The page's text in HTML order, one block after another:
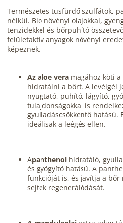
Természetes tusfürdő szulfátok,
nélkül. Bio növényi olajokkal,
tenzidekkel és bőrpuhító
felületaktív anyagok növényi
képeznek.
Az aloe vera magához köti
hidratálni a bőrt. A levélgél
nyugtató, puhító, lágyító,
tulajdonságokkal is
gyulladáscsökkentő hatású.
ideálisak a leégés ellen.
Apanthenol hidratáló,
és gyógyító hatású. A
funkcióját is, és javítja a bőr
sejtek regenerálódását.